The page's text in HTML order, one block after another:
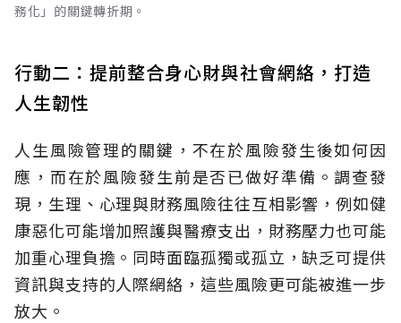
務化」的關鍵轉折期。
行動二：提前整合身心財與社會網絡，打造
人生韌性
人生風險管理的關鍵，不在於風險發生後如何因
應，而在於風險發生前是否已做好準備。調查發
現，生理、心理與財務風險往往互相影響，例如健
康惡化可能增加照護與醫療支出，財務壓力也可能
加重心理負擔。同時面臨孤獨或孤立，缺乏可提供
資訊與支持的人際網絡，這些風險更可能被進一步
放大。